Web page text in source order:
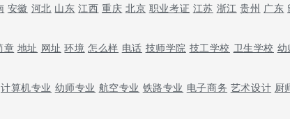
安徽 河北 山东 江西 重庆 北京 职业考证 江苏 浙江 贵州 广东
章 地址 网址 环境 怎么样 电话 技师学院 技工学校 卫生学校 幼
计算机专业 幼师专业 航空专业 铁路专业 电子商务 艺术设计 厨